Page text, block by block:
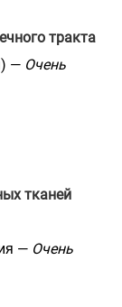
тракта
— Очень
тканей
— Очень